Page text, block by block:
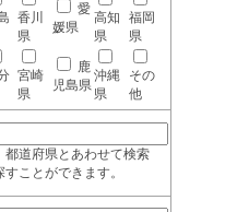
香川
県
愛
媛県
高知
県
福岡
県
宮崎
県
鹿
児島県
沖縄
県
その
他
道府県とあわせて検索
ことができます。